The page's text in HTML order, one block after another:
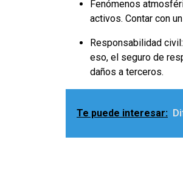
Fenómenos
activos. Contar con
Responsabilidad
eso, el seguro de
daños a terceros.
Te puede interesar: